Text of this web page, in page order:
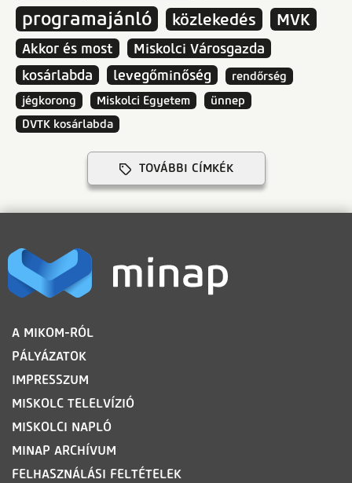
programajánló
közlekedés MVK
Akkor és most
Miskolci Városgazda
kosárlabda
levegőminőség
rendőrség
jégkorong
Miskolci Egyetem
ünnep
DVTK kosárlabda
TOVÁBBI CÍMKÉK
LÁBLÉC
A MIKOM-RÓL
PÁLYÁZATOK
IMPRESSZUM
MISKOLC TELELVÍZIÓ
MISKOLCI NAPLÓ
MINAP ARCHÍVUM
FELHASZNÁLÁSI FELTÉTELEK